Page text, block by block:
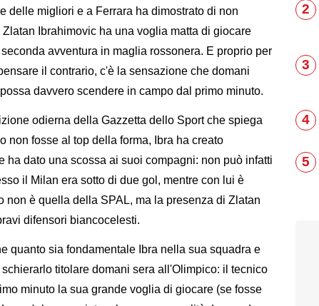
delle migliori e a Ferrara ha dimostrato di non
Ibrahimovic ha una voglia matta di giocare
avventura in maglia rossonera. E proprio per
il contrario, c'è la sensazione che domani
davvero scendere in campo dal primo minuto.
odierna della Gazzetta dello Sport che spiega
non fosse al top della forma, Ibra ha creato
ha dato una scossa ai suoi compagni: non può infatti
il Milan era sotto di due gol, mentre con lui è
non è quella della SPAL, ma la presenza di Zlatan
difensori biancocelesti.
quanto sia fondamentale Ibra nella sua squadra e
titolare domani sera all'Olimpico: il tecnico
minuto la sua grande voglia di giocare (se fosse
2
3
4
5